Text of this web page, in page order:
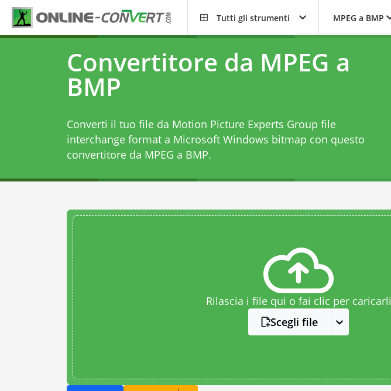
Tutti gli strumenti MPEG a BMP
Convertitore da MPEG a
BMP
Converti il tuo file da Motion Picture Experts Group file
interchange format a Microsoft Windows bitmap con questo
convertitore da MPEG a BMP.
Rilascia i file qui o fai clic per caricarli
Scegli file